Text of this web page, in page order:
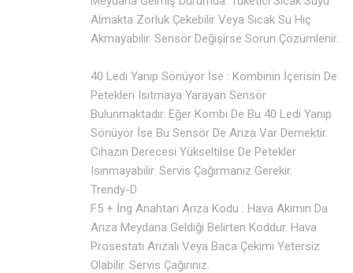
Almakta Zorluk Çekebilir Veya Sıcak Su Hiç
Akmayabilir. Sensör Değişirse Sorun Çözümlenir.
40 Ledi Yanıp Sönüyor İse : Kombinin İçerisin De
Petekleri Isıtmaya Yarayan Sensör
Bulunmaktadır. Eğer Kombi De Bu 40 Ledi Yanıp
Sönüyor İse Bu Sensör De Arıza Var Demektir.
Cihazın Derecesi Yükseltilse De Petekler
Isınmayabilir. Servis Çağırmanız Gerekir.
Trendy-D
F5 + İng Anahtarı Arıza Kodu : Hava Akımın Da
Arıza Meydana Geldiği Belirten Koddur. Hava
Prosestatı Arızalı Veya Baca Çekimi Yetersiz
Olabilir. Servis Çağırınız.